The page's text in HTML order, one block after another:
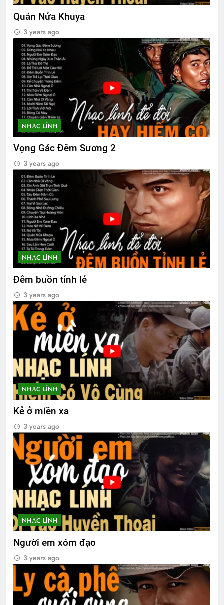
Quán Nửa Khuya
3 years ago
NHẠC LÍNH
Vọng Gác Đêm Sương 2
3 years ago
NHẠC LÍNH
Đêm buồn tỉnh lẻ
3 years ago
NHẠC LÍNH
Kẻ ở miền xa
3 years ago
NHẠC LÍNH
Người em xóm đạo
3 years ago